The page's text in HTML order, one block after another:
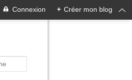
Connexion + Créer mon blog